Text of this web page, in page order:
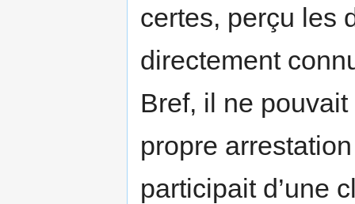
certes, perçu les
directement
Bref, il ne
propre
participait d’une